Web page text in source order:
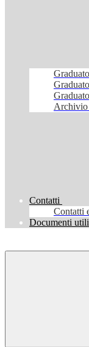
Archivio
Contatti
Contatti
Documenti utili